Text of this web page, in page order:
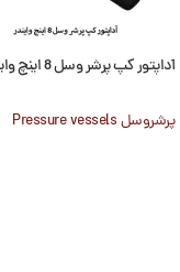
آداپتور کپ پرشر وسل 8 اینچ وایندر
پرشروسل Pressure vessels